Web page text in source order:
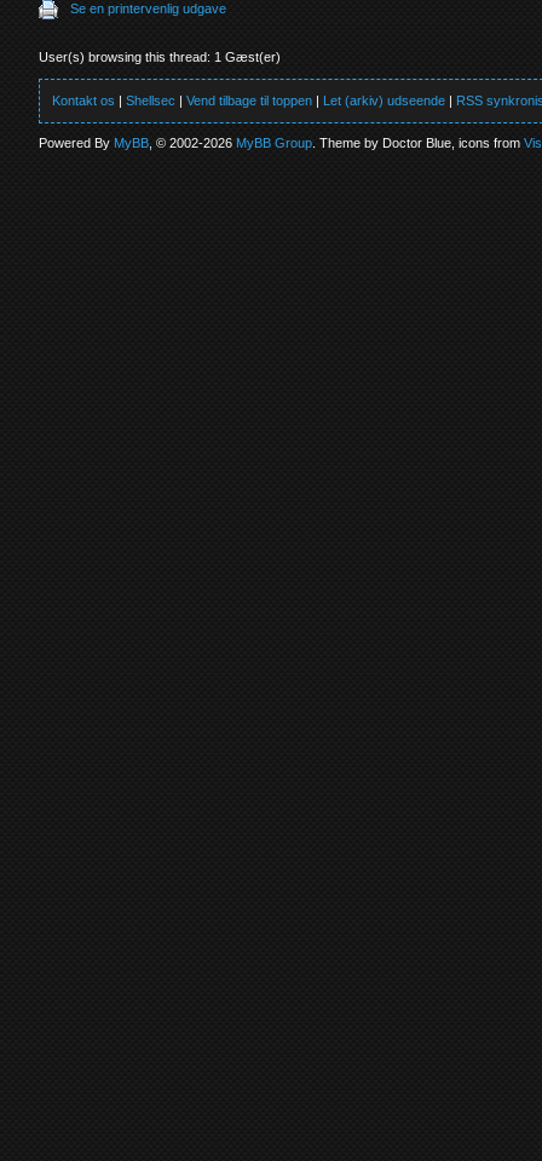
Se en printervenlig udgave
User(s) browsing this thread: 1 Gæst(er)
Kontakt os |Shellsec |Vend tilbage til toppen | Let (arkiv) udseende | RSS
Powered ByMyBB , © 2002-2026MyBB Group . Theme by Doctor Blue, icons from